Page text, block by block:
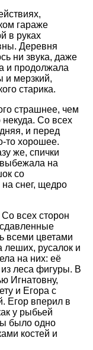
гараже
в руках
Деревня
ни звука, даже
и продолжала
и мерзкий,
старика.
страшнее, чем
Со всех
и перед
то хорошее.
же, спички
на
со
снег, щедро
всех сторон
всеми цветами
леших, русалок и
на них: её
леса фигуры. В
Игнатовну,
и Егора с
Егор вперил в
у рыбьей
было одно
костей и